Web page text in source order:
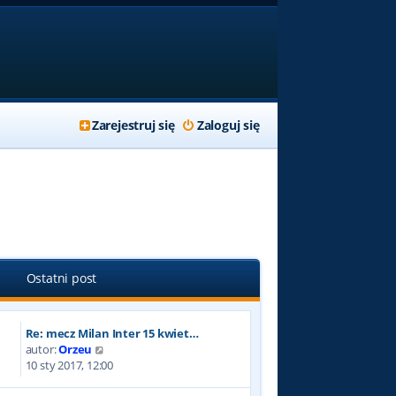
Zaloguj się
Zarejestruj się
Ostatni post
Re: mecz Milan Inter 15 kwiet…
autor:Orzeu
y
10 sty 2017, 12:00